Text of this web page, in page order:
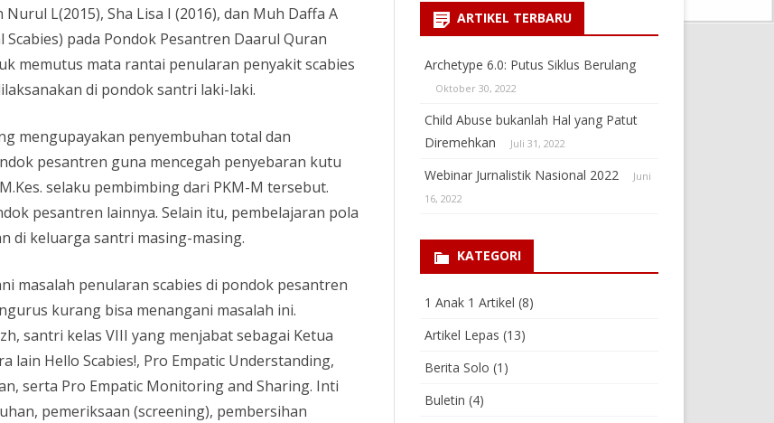
L(2015), Sha Lisa I (2016), dan Muh Daffa A
Scabies) pada Pondok Pesantren Daarul Quran
memutus mata rantai penularan penyakit scabies
di pondok santri laki-laki.
mengupayakan penyembuhan total dan
pesantren guna mencegah penyebaran kutu
selaku pembimbing dari PKM-M tersebut.
pesantren lainnya. Selain itu, pembelajaran pola
di keluarga santri masing-masing.
masalah penularan scabies di pondok pesantren
kurang bisa menangani masalah ini.
santri kelas VIII yang menjabat sebagai Ketua
lain Hello Scabies!, Pro Empatic Understanding,
serta Pro Empatic Monitoring and Sharing. Inti
pemeriksaan (screening), pembersihan
ARTIKEL TERBARU
Archetype 6.0: Putus Siklus Berulang
Oktober 30, 2022
Child Abuse bukanlah Hal yang Patut
Diremehkan
Juli 31, 2022
Webinar Jurnalistik Nasional 2022
Juni
16, 2022
KATEGORI
1 Anak 1 Artikel (8)
Artikel Lepas (13)
Berita Solo (1)
Buletin (4)